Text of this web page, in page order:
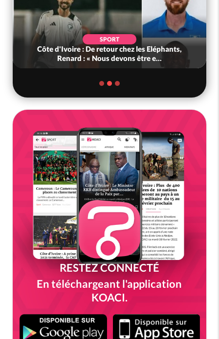
SPORT
Côte d'Ivoire : De retour chez les Eléphants,
Renard : « Nous devons être e...
RESTEZ CONNECTÉ
En téléchargeant l'application
KOACI.